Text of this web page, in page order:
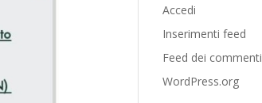
Accedi
Inserimenti feed
Feed dei commenti
WordPress.org